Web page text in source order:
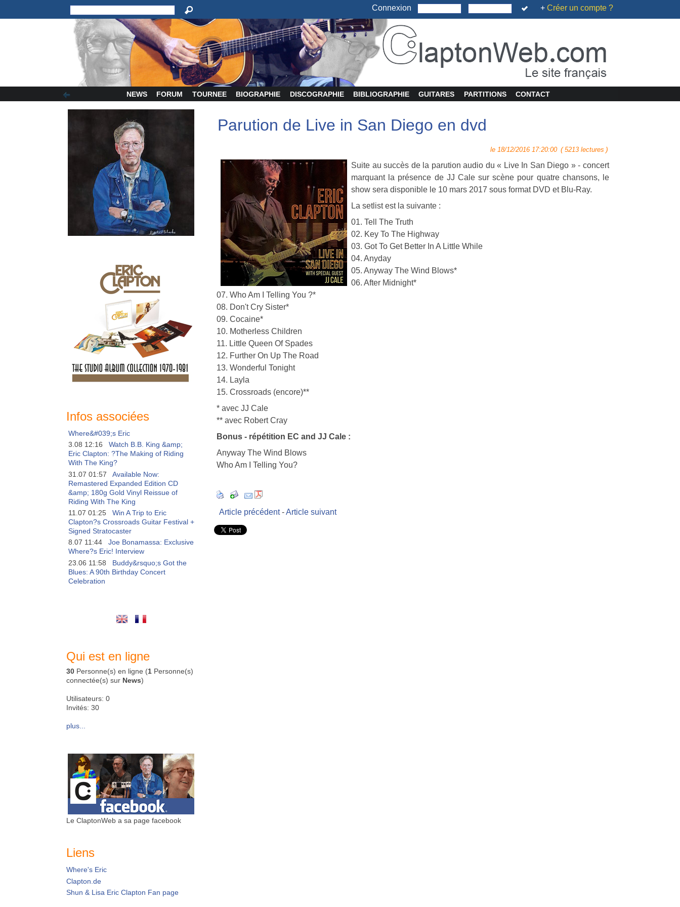
Connexion + Créer un compte ?
NEWS FORUM TOURNEE BIOGRAPHIE DISCOGRAPHIE BIBLIOGRAPHIE GUITARES PARTITIONS CONTACT
Infos associées
Where&#039;s Eric
3.08 12:16
Watch B.B. King &amp;
Eric Clapton: ?The Making of Riding
With The King?
31.07 01:57
Available Now:
Remastered Expanded Edition CD
&amp; 180g Gold Vinyl Reissue of
Riding With The King
11.07 01:25
Win A Trip to Eric
Clapton?s Crossroads Guitar Festival +
Signed Stratocaster
8.07 11:44
Joe Bonamassa: Exclusive
Where?s Eric! Interview
23.06 11:58
Buddy&rsquo;s Got the
Blues: A 90th Birthday Concert
Celebration
Qui est en ligne
30 Personne(s) en ligne (1 Personne(s)
connectée(s) sur News)
Utilisateurs: 0
Invités: 30
plus...
Le ClaptonWeb a sa page facebook
Liens
Where's Eric
Clapton.de
Shun & Lisa Eric Clapton Fan page
Parution de Live in San Diego en dvd
le 18/12/2016 17:20:00 ( 5213 lectures )
Suite au succès de la parution audio du « Live In San Diego » - concert
marquant la présence de JJ Cale sur scène pour quatre chansons, le
show sera disponible le 10 mars 2017 sous format DVD et Blu-Ray.
La setlist est la suivante :
01. Tell The Truth
02. Key To The Highway
03. Got To Get Better In A Little While
04. Anyday
05. Anyway The Wind Blows*
06. After Midnight*
07. Who Am I Telling You ?*
08. Don't Cry Sister*
09. Cocaine*
10. Motherless Children
11. Little Queen Of Spades
12. Further On Up The Road
13. Wonderful Tonight
14. Layla
15. Crossroads (encore)**
* avec JJ Cale
** avec Robert Cray
Bonus - répétition EC and JJ Cale :
Anyway The Wind Blows
Who Am I Telling You?
Article précédent-Article suivant